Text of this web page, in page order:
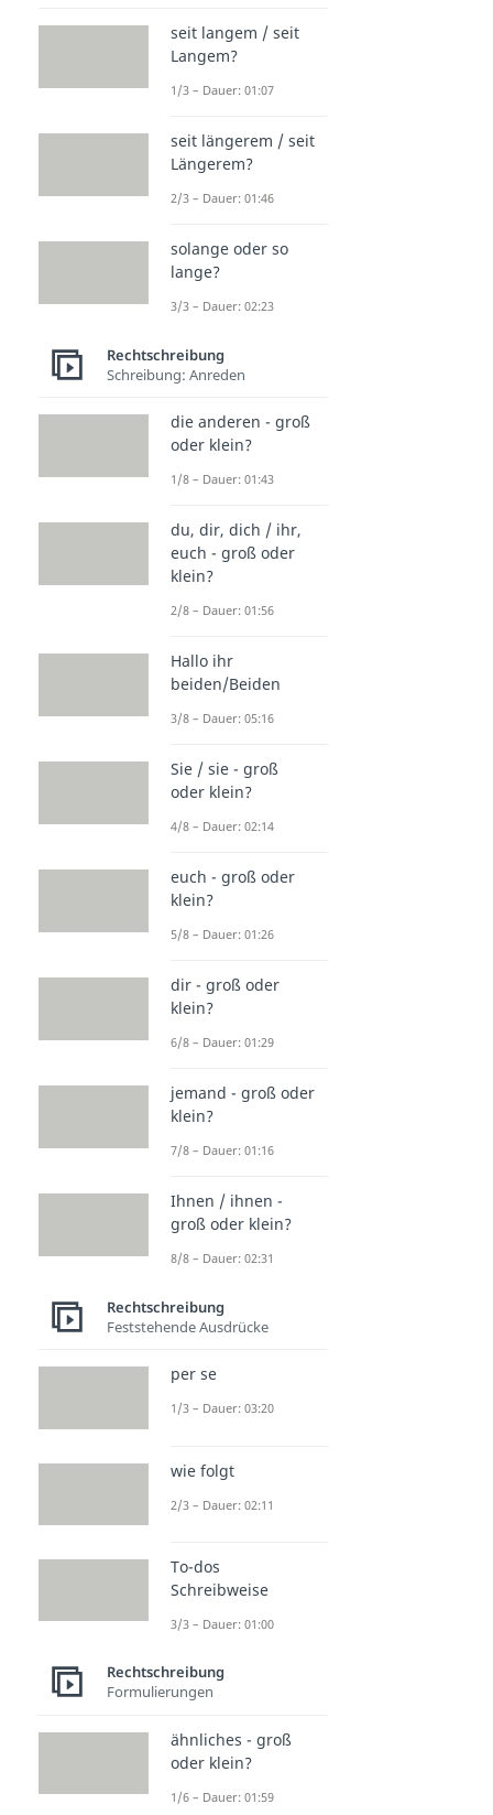
seit langem / seit
Langem?
1/3 – Dauer: 01:07
seit längerem / seit
Längerem?
2/3 – Dauer: 01:46
solange oder so
lange?
3/3 – Dauer: 02:23
Rechtschreibung
Schreibung: Anreden
die anderen - groß
oder klein?
1/8 – Dauer: 01:43
du, dir, dich / ihr,
euch - groß oder
klein?
2/8 – Dauer: 01:56
Hallo ihr
beiden/Beiden
3/8 – Dauer: 05:16
Sie / sie - groß
oder klein?
4/8 – Dauer: 02:14
euch - groß oder
klein?
5/8 – Dauer: 01:26
dir - groß oder
klein?
6/8 – Dauer: 01:29
jemand - groß oder
klein?
7/8 – Dauer: 01:16
Ihnen / ihnen -
groß oder klein?
8/8 – Dauer: 02:31
Rechtschreibung
Feststehende Ausdrücke
per se
1/3 – Dauer: 03:20
wie folgt
2/3 – Dauer: 02:11
To-dos
Schreibweise
3/3 – Dauer: 01:00
Rechtschreibung
Formulierungen
ähnliches - groß
oder klein?
1/6 – Dauer: 01:59